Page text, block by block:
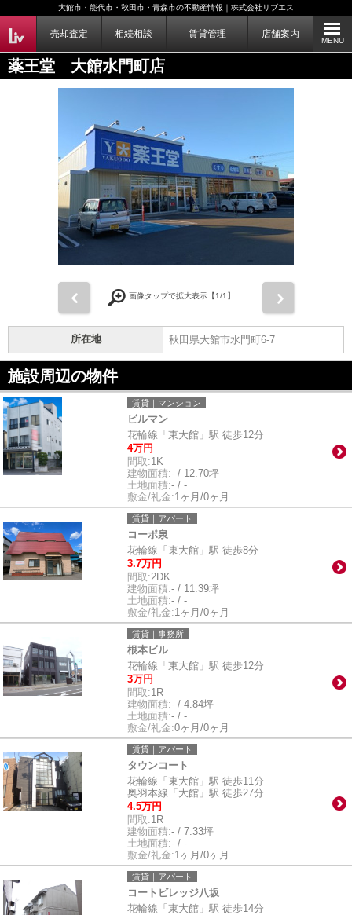
大館市・能代市・秋田市・青森市の不動産情報｜株式会社リブエス
売却査定 相続相談 賃貸管理 店舗案内
MENU
薬王堂 大館水門町店
画像タップで拡大表示【1/1】
所在地 秋田県大館市水門町6-7
施設周辺の物件
賃貸｜マンション
ビルマン
花輪線「東大館」駅 徒歩12分
4万円
間取:1K
建物面積:- / 12.70坪
土地面積:- / -
敷金/礼金:1ヶ月/0ヶ月
賃貸｜アパート
コーポ泉
花輪線「東大館」駅 徒歩8分
3.7万円
間取:2DK
建物面積:- / 11.39坪
土地面積:- / -
敷金/礼金:1ヶ月/0ヶ月
賃貸｜事務所
根本ビル
花輪線「東大館」駅 徒歩12分
3万円
間取:1R
建物面積:- / 4.84坪
土地面積:- / -
敷金/礼金:0ヶ月/0ヶ月
賃貸｜アパート
タウンコート
花輪線「東大館」駅 徒歩11分
奥羽本線「大館」駅 徒歩27分
4.5万円
間取:1R
建物面積:- / 7.33坪
土地面積:- / -
敷金/礼金:1ヶ月/0ヶ月
賃貸｜アパート
コートビレッジ八坂
花輪線「東大館」駅 徒歩14分